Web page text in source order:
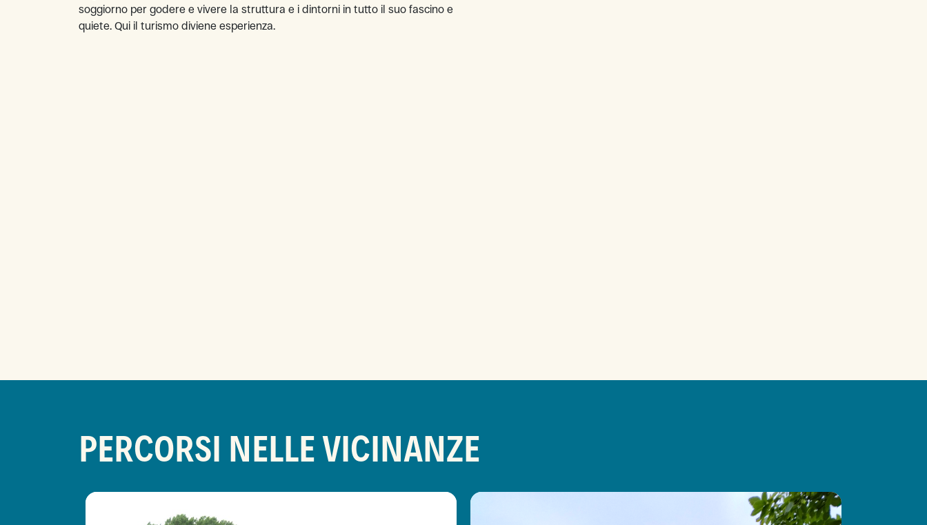
soggiorno per godere e vivere la struttura e i dintorni in tutto il suo fascino e
quiete. Qui il turismo diviene esperienza.
PERCORSI NELLE VICINANZE